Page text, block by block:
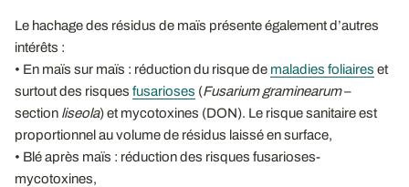
Le hachage des résidus de maïs présente également d’autres
intérêts :
• En maïs sur maïs : réduction du risque de maladies foliaires et
surtout des risques fusarioses (Fusarium graminearum–
section liseola) et mycotoxines (DON). Le risque sanitaire est
proportionnel au volume de résidus laissé en surface,
• Blé après maïs : réduction des risques fusarioses-
mycotoxines,